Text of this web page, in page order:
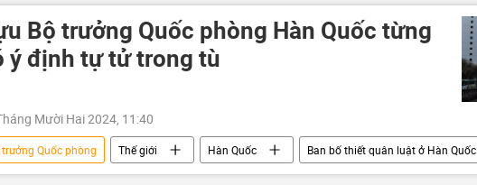
Bộ trưởng Quốc phòng Hàn Quốc từng
ý định tự tử trong tù
Mười Hai 2024, 11:40
trưởng Quốc phòng Thế giới Hàn Quốc
Ban bố thiết quân luật ở Hàn Quốc
nhà tù Bắc Triều Tiên